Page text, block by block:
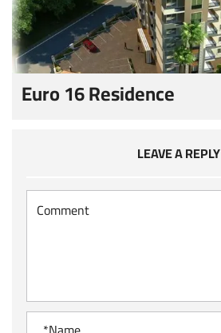
Euro 16 Residence
LEAVE A REPLY